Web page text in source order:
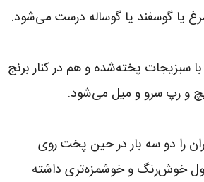
یا گوسفند یا گوساله درست می‌شود.
سبزیجات پخته‌شده و هم در کنار برنج
و رپ سرو و میل می‌شود.
را دو سه بار در حین پخت روی
خوش‌رنگ و خوشمزه‌تری داشته